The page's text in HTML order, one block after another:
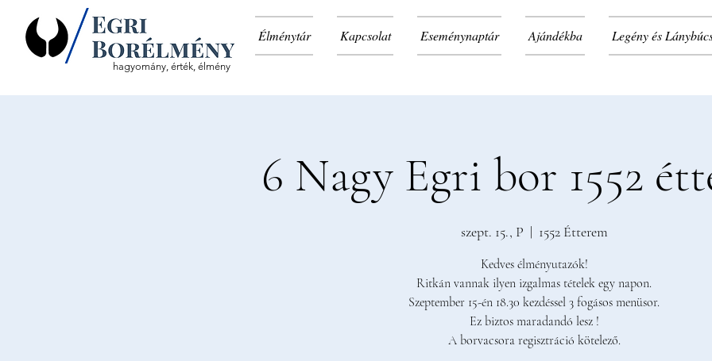
Élménytár Kapcsolat Eseménynaptár Ajándékba Legény és
hagyomány, érték, élmény
6 Nagy Egri bor 1552
szept. 15., P
  |
1552 Étterem
Kedves élményutazók!
Ritkán vannak ilyen izgalmas tételek egy napon.
Szeptember 15-én 18.30 kezdéssel 3 fogásos menüsor.
Ez biztos maradandó lesz !
A borvacsora regisztráció kötelező.